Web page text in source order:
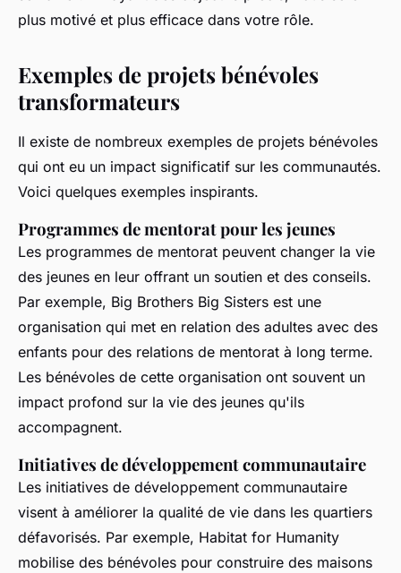
plus motivé et plus efficace dans votre rôle.
Exemples de projets bénévoles
transformateurs
Il existe de nombreux exemples de projets bénévoles
qui ont eu un impact significatif sur les communautés.
Voici quelques exemples inspirants.
Programmes de mentorat pour les jeunes
Les programmes de mentorat peuvent changer la vie
des jeunes en leur offrant un soutien et des conseils.
Par exemple, Big Brothers Big Sisters est une
organisation qui met en relation des adultes avec des
enfants pour des relations de mentorat à long terme.
Les bénévoles de cette organisation ont souvent un
impact profond sur la vie des jeunes qu'ils
accompagnent.
Initiatives de développement communautaire
Les initiatives de développement communautaire
visent à améliorer la qualité de vie dans les quartiers
défavorisés. Par exemple, Habitat for Humanity
mobilise des bénévoles pour construire des maisons